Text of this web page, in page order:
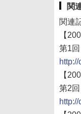
関
関連
【
第1
【
第2